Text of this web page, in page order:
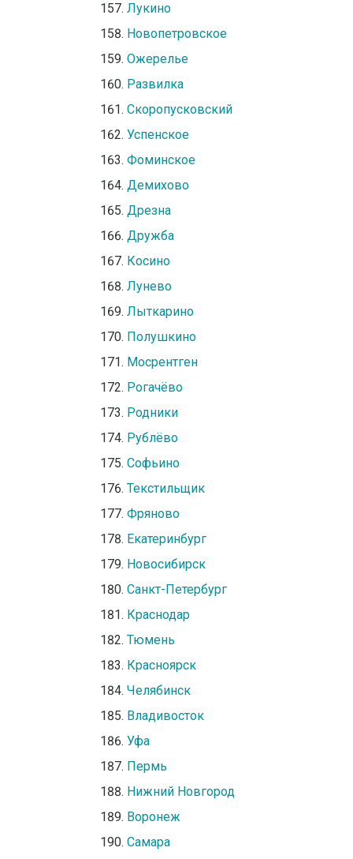
Лукино
Новопетровское
Ожерелье
Развилка
Скоропусковский
Успенское
Фоминское
Демихово
Дрезна
Дружба
Косино
Лунево
Лыткарино
Полушкино
Мосрентген
Рогачёво
Родники
Рублёво
Софьино
Текстильщик
Фряново
Екатеринбург
Новосибирск
Санкт-Петербург
Краснодар
Тюмень
Красноярск
Челябинск
Владивосток
Уфа
Пермь
Нижний Новгород
Воронеж
Самара